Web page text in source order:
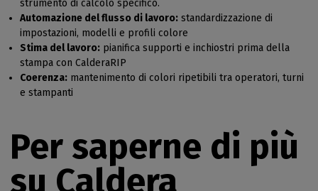
strumento di calcolo specifico.
Automazione del flusso di lavoro: standardizzazione di
impostazioni, modelli e profili colore
Stima del lavoro: pianifica supporti e inchiostri prima della
stampa con CalderaRIP
Coerenza: mantenimento di colori ripetibili tra operatori, turni
e stampanti
Per saperne di più
su Caldera